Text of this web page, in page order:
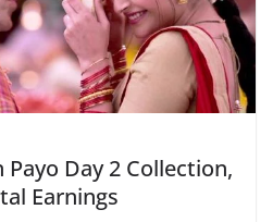
Day 2 Collection,
Earnings